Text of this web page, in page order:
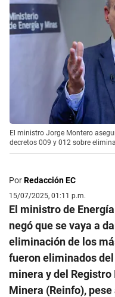
El ministro Jorge Montero
decretos 009 y 012 sobre
PorRedacción EC
15/07/2025, 01:11 p.m.
El ministro de
negó que se vaya a
eliminación de los
fueron eliminados
minera y del
Minera (Reinfo),